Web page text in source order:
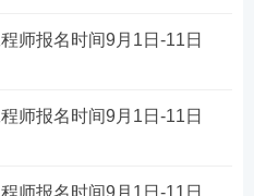
师报名时间9月1日-11日
师报名时间9月1日-11日
师报名时间9月1日-11日